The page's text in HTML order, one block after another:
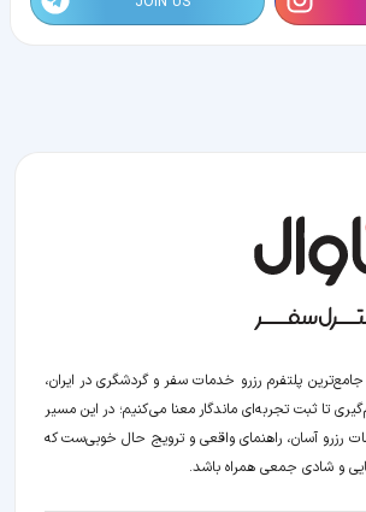
جامع‌ترین پلتفرم رزرو خدمات سفر و گردشگری در ایران،
تا ثبت تجربه‌ای ماندگار معنا می‌کنیم؛ در این مسیر‍
رزرو آسان، راهنمای واقعی و ترویج حال خوبی‌ست که
و شادی جمعی همراه باشد.